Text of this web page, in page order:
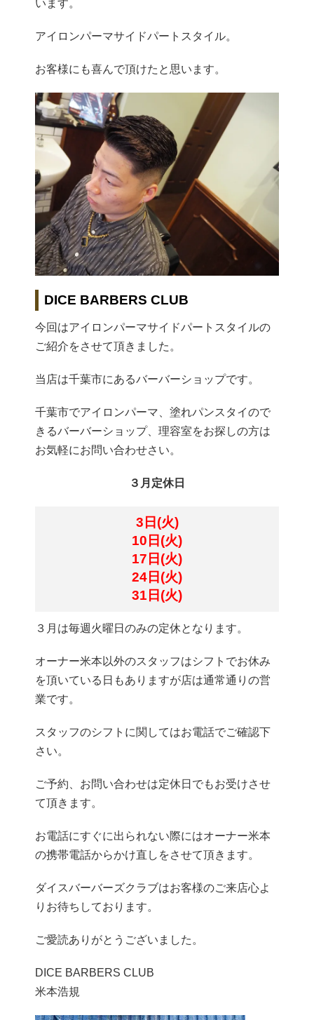
います。
アイロンパーマサイドパートスタイル。
お客様にも喜んで頂けたと思います。
DICE BARBERS CLUB
今回はアイロンパーマサイドパートスタイルの
ご紹介をさせて頂きました。
当店は千葉市にあるバーバーショップです。
千葉市でアイロンパーマ、塗れパンスタイので
きるバーバーショップ、理容室をお探しの方は
お気軽にお問い合わせさい。
３月定休日
3日(火)
10日(火)
17日(火)
24日(火)
31日(火)
３月は毎週火曜日のみの定休となります。
オーナー米本以外のスタッフはシフトでお休み
を頂いている日もありますが店は通常通りの営
業です。
スタッフのシフトに関してはお電話でご確認下
さい。
ご予約、お問い合わせは定休日でもお受けさせ
て頂きます。
お電話にすぐに出られない際にはオーナー米本
の携帯電話からかけ直しをさせて頂きます。
ダイスバーバーズクラブはお客様のご来店心よ
りお待ちしております。
ご愛読ありがとうございました。
DICE BARBERS CLUB
米本浩規